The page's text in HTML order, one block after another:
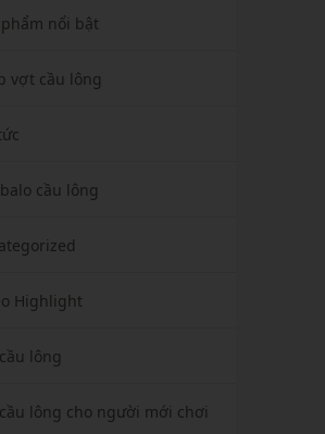
phẩm nổi bật
vợt cầu lông
cầu lông
Highlight
lông
lông cho người mới chơi